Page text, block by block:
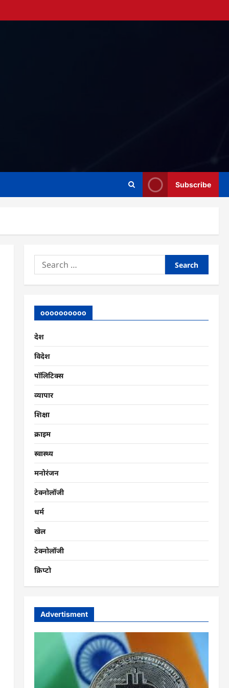
Subscribe
Search
for:
oooooooooo
देश
विदेश
पॉलिटिक्स
व्यापार
शिक्षा
क्राइम
स्वास्थ्य
मनोरंजन
टेक्नोलॉजी
धर्म
खेल
टेक्नोलॉजी
क्रिप्टो
Advertisment